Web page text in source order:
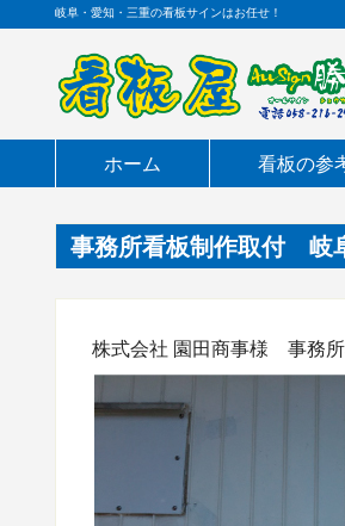
岐阜・愛知・三重の看板サインはお任せ！
ホーム 看板の参
事務所看板制作取付 岐